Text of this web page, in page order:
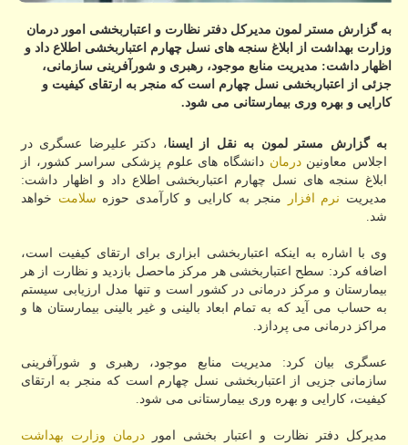
به گزارش مستر لمون مدیركل دفتر نظارت و اعتباربخشی امور درمان
وزارت بهداشت از ابلاغ سنجه های نسل چهارم اعتباربخشی اطلاع داد و
اظهار داشت: مدیریت منابع موجود، رهبری و شورآفرینی سازمانی،
جزئی از اعتباربخشی نسل چهارم است كه منجر به ارتقای كیفیت و
كارایی و بهره وری بیمارستانی می شود.
به گزارش مستر لمون به نقل از ایسنا، دكتر علیرضا عسگری در
اجلاس معاونیندرمان دانشگاه های علوم پزشكی سراسر كشور، از
ابلاغ سنجه های نسل چهارم اعتباربخشی اطلاع داد و اظهار داشت:
مدیریت نرم افزار منجر به كارایی و كارآمدی حوزه سلامت خواهد
شد.
وی با اشاره به اینكه اعتباربخشی ابزاری برای ارتقای كیفیت است،
اضافه كرد: سطح اعتباربخشی هر مركز ماحصل بازدید و نظارت از هر
بیمارستان و مركز درمانی در كشور است و تنها مدل ارزیابی سیستم
به حساب می آید كه به تمام ابعاد بالینی و غیر بالینی بیمارستان ها و
مراكز درمانی می پردازد.
عسگری بیان كرد: مدیریت منابع موجود، رهبری و شورآفرینی
سازمانی جزیی از اعتباربخشی نسل چهارم است كه منجر به ارتقای
كیفیت، كارایی و بهره وری بیمارستانی می شود.
مدیركل دفتر نظارت و اعتبار بخشی امور درمان
وزارت بهداشت